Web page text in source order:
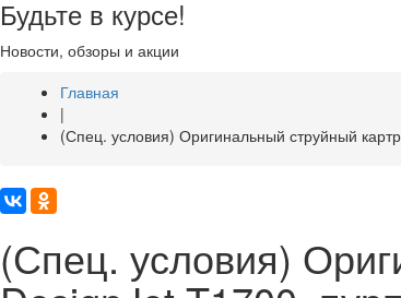
Будьте в курсе!
Новости, обзоры и акции
Главная
|
(Спец. условия) Оригинальный струйный
(Спец. условия)